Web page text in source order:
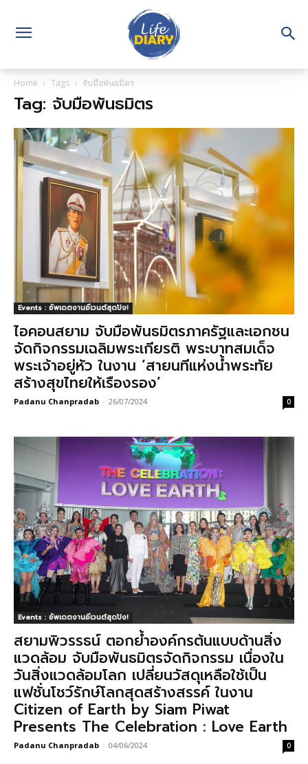
Home Tags จับมือพันธมิตร
Tag: จับมือพันธมิตร
Events : อัพเดตงานอีเวนต์สุดปัง!
ไอคอนสยาม จับมือพันธมิตรภาครัฐและเอกชน
จัดกิจกรรมเฉลิมพระเกียรติ พระบาทสมเด็จ
พระเจ้าอยู่หัว ในงาน ‘สายนทีแห่งน้ำพระทัย
สร้างสุขไทยให้เรืองรอง’
Padanu Chanpradab - 26/07/2024 0
Events : อัพเดตงานอีเวนต์สุดปัง!
สยามพิวรรธน์ ตอกย้ำองค์กรต้นแบบด้านสิ่ง
แวดล้อม จับมือพันธมิตรจัดกิจกรรม เนื่องใน
วันสิ่งแวดล้อมโลก เปลี่ยนวัสดุเหลือใช้เป็น
แฟชั่นโชว์รักษ์โลกสุดสร้างสรรค์ ในงาน
Citizen of Earth by Siam Piwat
Presents The Celebration : Love Earth
Padanu Chanpradab - 04/06/2024 0